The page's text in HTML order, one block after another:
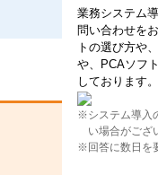
業務システム
問い合わせを
トの選び方や
や、PCAソフ
しております。
※システム導入
い場合がござ
※回答に数日を